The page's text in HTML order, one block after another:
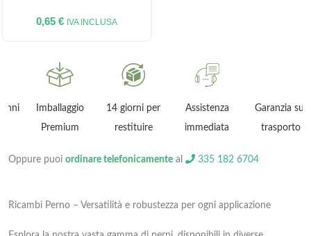
0,65 € IVA INCLUSA
Imballaggio
Premium
14 giorni per
restituire
Assistenza
immediata
Garanzia sul
trasporto
Oppure puoi ordinare telefonicamente al 335 182 6704
Ricambi Perno – Versatilità e robustezza per ogni applicazione